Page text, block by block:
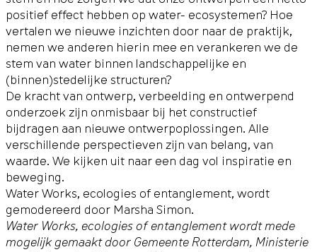
positief effect hebben op water- ecosystemen? Hoe
vertalen we nieuwe inzichten door naar de praktijk,
nemen we anderen hierin mee en verankeren we de
stem van water binnen landschappelijke en
(binnen)stedelijke structuren?
De kracht van ontwerp, verbeelding en ontwerpend
onderzoek zijn onmisbaar bij het constructief
bijdragen aan nieuwe ontwerpoplossingen. Alle
verschillende perspectieven zijn van belang, van
waarde. We kijken uit naar een dag vol inspiratie en
beweging.
Water Works, ecologies of entanglement, wordt
gemodereerd door Marsha Simon.
Water Works, ecologies of entanglement wordt mede
mogelijk gemaakt door Gemeente Rotterdam, Ministerie